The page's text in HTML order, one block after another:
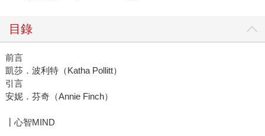
目錄
前言
凱莎．波利特（Katha Pollitt）
引言
安妮．芬奇（Annie Finch）
┃心智MIND